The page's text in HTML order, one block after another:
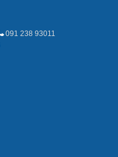
091 238 93011